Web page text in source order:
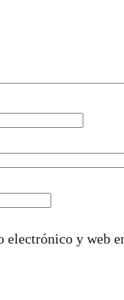
electrónico y web